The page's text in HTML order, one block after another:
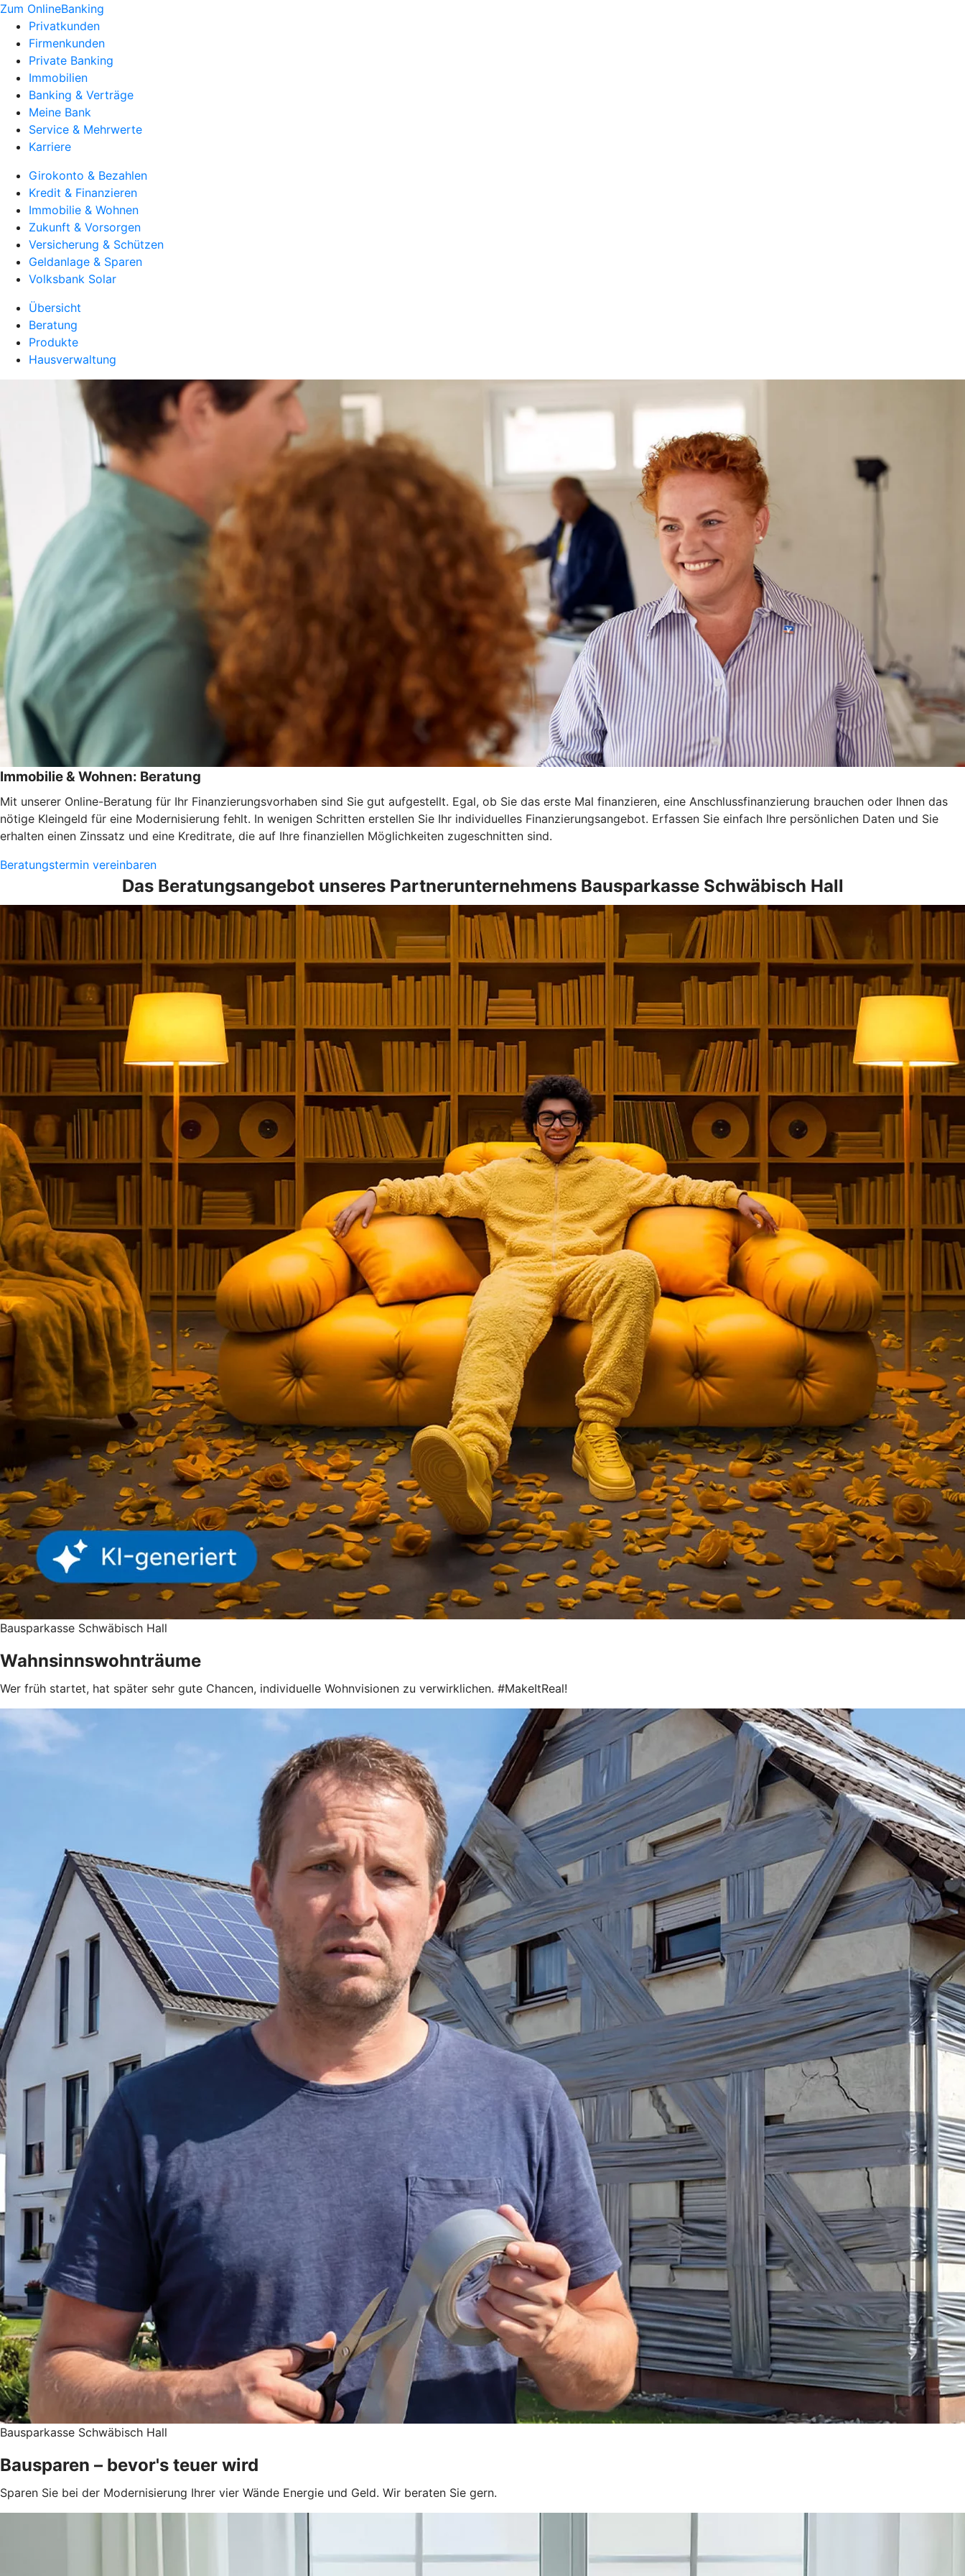
Zum OnlineBanking
Privatkunden
Firmenkunden
Private Banking
Immobilien
Banking & Verträge
Meine Bank
Service & Mehrwerte
Karriere
Girokonto & Bezahlen
Kredit & Finanzieren
Immobilie & Wohnen
Zukunft & Vorsorgen
Versicherung & Schützen
Geldanlage & Sparen
Volksbank Solar
Übersicht
Beratung
Produkte
Hausverwaltung
Immobilie & Wohnen: Beratung
Mit unserer Online-Beratung für Ihr Finanzierungsvorhaben sind Sie gut aufgestellt. Egal, ob Sie das erste Mal finanzieren, eine Anschlussfinanzierung brauchen oder Ihnen das
nötige Kleingeld für eine Modernisierung fehlt. In wenigen Schritten erstellen Sie Ihr individuelles Finanzierungsangebot. Erfassen Sie einfach Ihre persönlichen Daten und Sie
erhalten einen Zinssatz und eine Kreditrate, die auf Ihre finanziellen Möglichkeiten zugeschnitten sind.
Beratungstermin vereinbaren
Das Beratungsangebot unseres Partnerunternehmens Bausparkasse Schwäbisch Hall
Bausparkasse Schwäbisch Hall
Wahnsinnswohnträume
Wer früh startet, hat später sehr gute Chancen, individuelle Wohnvisionen zu verwirklichen. #MakeItReal!
Bausparkasse Schwäbisch Hall
Bausparen – bevor's teuer wird
Sparen Sie bei der Modernisierung Ihrer vier Wände Energie und Geld. Wir beraten Sie gern.